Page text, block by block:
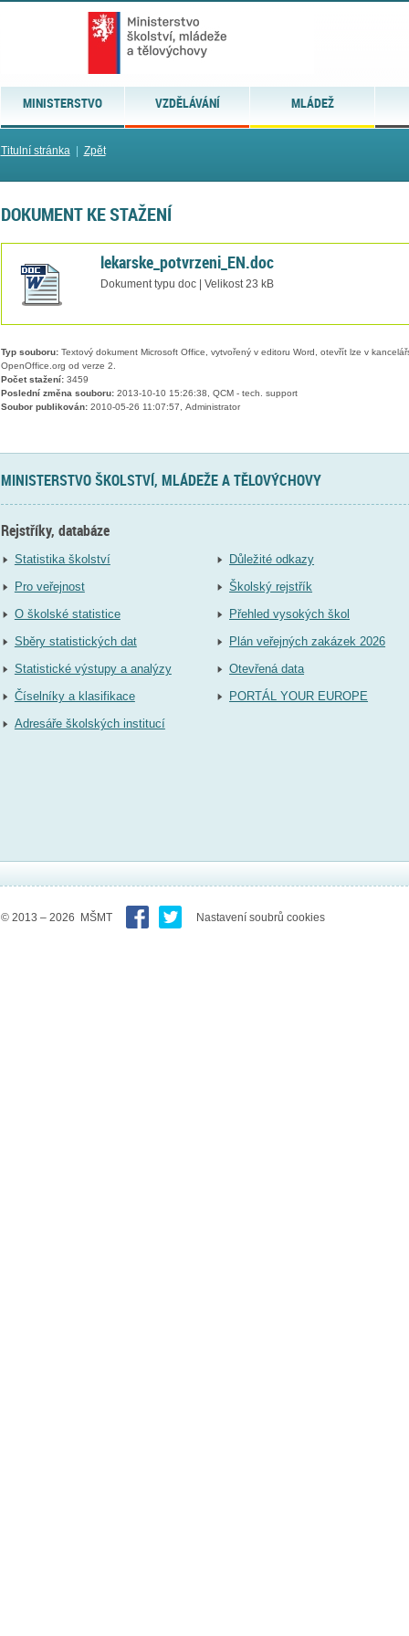
MINISTERSTVO VZDĚLÁVÁNÍ MLÁDEŽ
Titulní stránka| Zpět
DOKUMENT KE STAŽENÍ
lekarske_potvrzeni_EN.doc
Dokument typu doc | Velikost 23 kB
Typ souboru:Textový dokument Microsoft Office, vytvořený v editoru Word, otevřít lze v
OpenOffice.org od verze 2.
Počet stažení:3459
Poslední změna souboru:2013-10-10 15:26:38, QCM - tech. support
Soubor publikován:2010-05-26 11:07:57, Administrator
MINISTERSTVO ŠKOLSTVÍ, MLÁDEŽE A TĚLOVÝCHOVY
Rejstříky, databáze
Statistika školství
Pro veřejnost
O školské statistice
Sběry statistických dat
Statistické výstupy a analýzy
Číselníky a klasifikace
Adresáře školských institucí
Důležité odkazy
Školský rejstřík
Přehled vysokých škol
Plán veřejných zakázek 2026
Otevřená data
PORTÁL YOUR EUROPE
© 2013 – 2026 MŠMT Nastavení soubrů cookies